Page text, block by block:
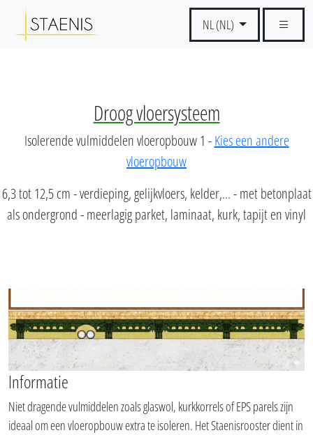
NL (NL)
Droog vloersysteem
Isolerende vulmiddelen vloeropbouw 1 -Kies een andere
vloeropbouw
6,3 tot 12,5 cm - verdieping, gelijkvloers, kelder,... - met betonplaat
als ondergrond - meerlagig parket, laminaat, kurk, tapijt en vinyl
Informatie
Niet dragende vulmiddelen zoals glaswol, kurkkorrels of EPS parels zijn
ideaal om een vloeropbouw extra te isoleren. Het Staenisrooster dient in